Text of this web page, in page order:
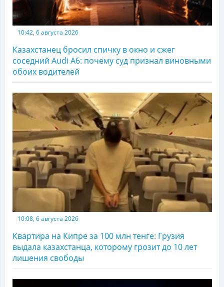
10:42, 6 августа 2026
Казахстанец бросил спичку в окно и сжег
соседний Audi A6: почему суд признал виновными
обоих водителей
10:08, 6 августа 2026
Квартира на Кипре за 100 млн тенге: Грузия
выдала казахстанца, которому грозит до 10 лет
лишения свободы